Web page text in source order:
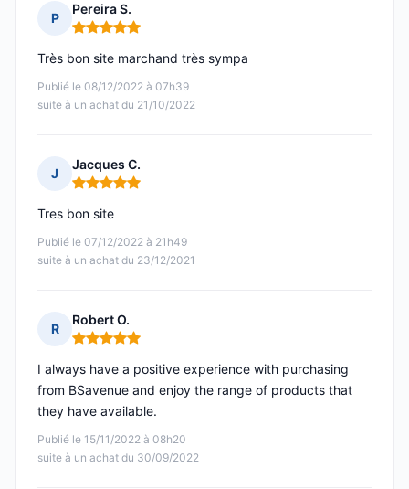
P
Pereira S.
Note : 5 sur 5
Publié le 08/12/2022 à 07h39
suite à un achat du 21/10/2022
Très bon site marchand très sympa
J
Jacques C.
Note : 5 sur 5
Publié le 07/12/2022 à 21h49
suite à un achat du 23/12/2021
Tres bon site
R
Robert O.
Note : 5 sur 5
Publié le 15/11/2022 à 08h20
suite à un achat du 30/09/2022
I always have a positive experience with purchasing
from BSavenue and enjoy the range of products that
they have available.